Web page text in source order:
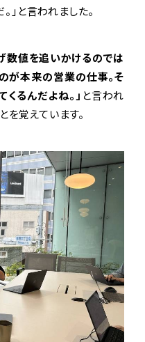
」と言われました。
数値を追いかけるのでは
が本来の営業の仕事。そ
るんだよね。」 と言われ
を覚えています。